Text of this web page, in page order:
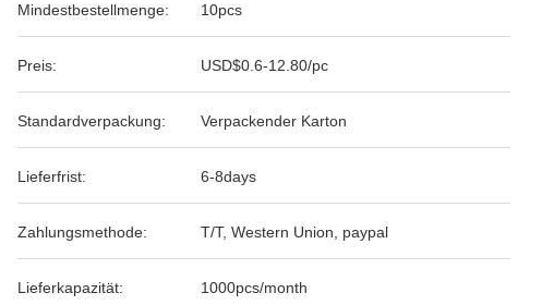
Mindestbestellmenge: 10pcs
Preis: USD$0.6-12.80/pc
Standardverpackung: Verpackender Karton
Lieferfrist: 6-8days
Zahlungsmethode: T/T, Western Union, paypal
Lieferkapazität: 1000pcs/month